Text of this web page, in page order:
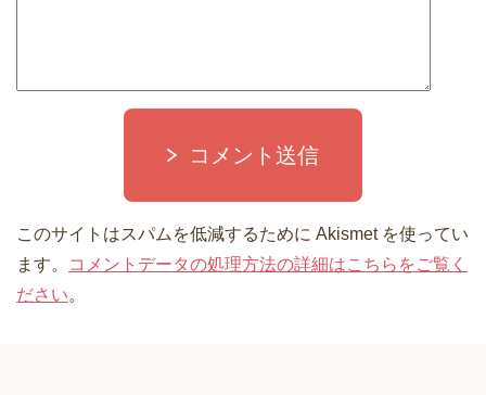
コメント送信
このサイトはスパムを低減するために Akismet を使ってい
ます。
コメントデータの処理方法の詳細はこちらをご覧く
ださい。